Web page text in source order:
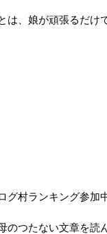
は、娘が頑張るだけ
グ村ランキング参加
のつたない文章を読